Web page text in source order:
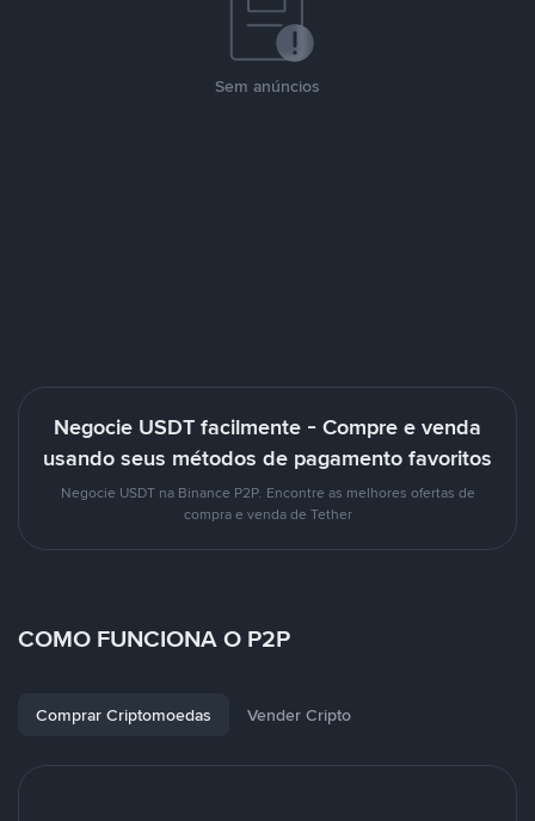
Sem anúncios
Negocie USDT facilmente - Compre e venda
usando seus métodos de pagamento favoritos
Negocie USDT na Binance P2P. Encontre as melhores ofertas de
compra e venda de Tether
COMO FUNCIONA O P2P
Comprar Criptomoedas Vender Cripto